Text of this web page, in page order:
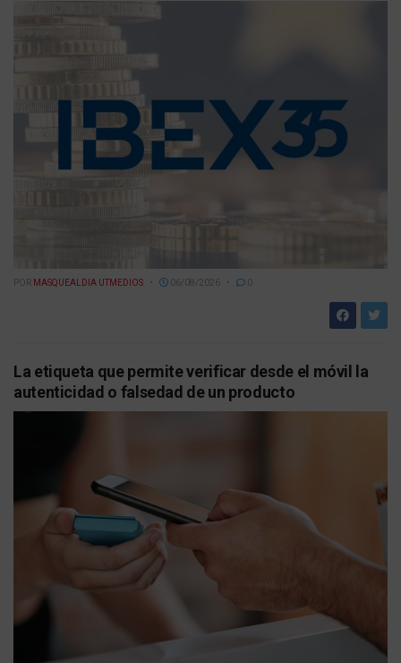
POR MASQUEALDIA UTMEDIOS 06/08/2026 0
La etiqueta que permite verificar desde el móvil la
autenticidad o falsedad de un producto